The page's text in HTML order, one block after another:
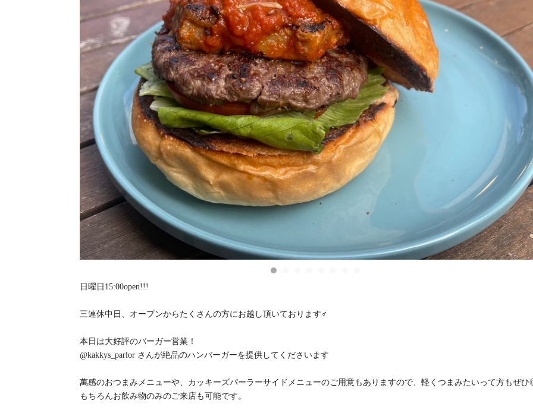
日曜日15:00open!!!
三連休中日、オープンからたくさんの方にお越し頂いております‍♂️
本日は大好評のバーガー営業！
@kakkys_parlor さんが絶品のハンバーガーを提供してくださいます
萬感のおつまみメニューや、カッキーズパーラーサイドメニューのご用意もありますので、軽くつまみたいって方もぜ
もちろんお飲み物のみのご来店も可能です。